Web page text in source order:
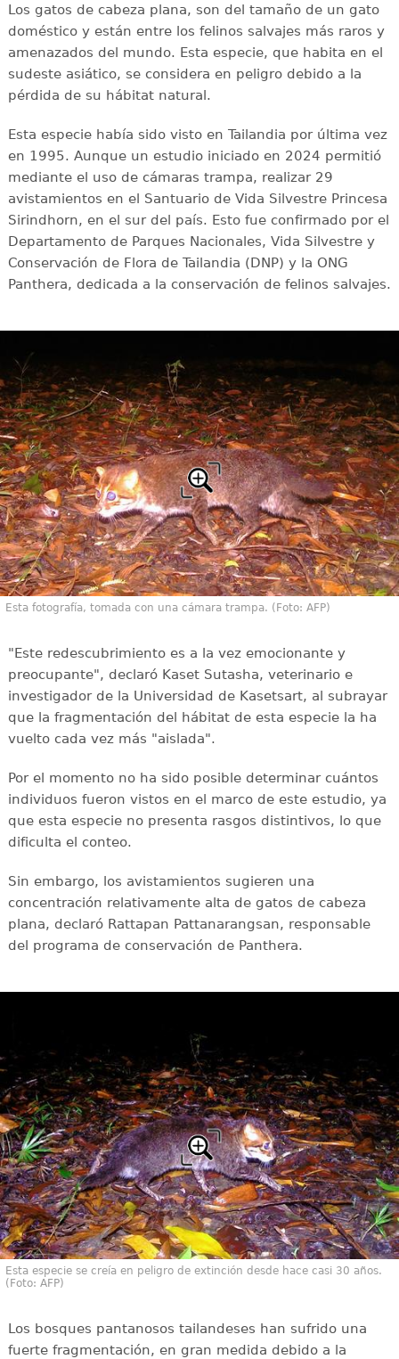
Los gatos de cabeza plana, son del tamaño de un gato
doméstico y están entre los felinos salvajes más raros y
amenazados del mundo. Esta especie, que habita en el
sudeste asiático, se considera en peligro debido a la
pérdida de su hábitat natural.
Esta especie había sido visto en Tailandia por última vez
en 1995. Aunque un estudio iniciado en 2024 permitió
mediante el uso de cámaras trampa, realizar 29
avistamientos en el Santuario de Vida Silvestre Princesa
Sirindhorn, en el sur del país. Esto fue confirmado por el
Departamento de Parques Nacionales, Vida Silvestre y
Conservación de Flora de Tailandia (DNP) y la ONG
Panthera, dedicada a la conservación de felinos salvajes.
Esta fotografía, tomada con una cámara trampa. (Foto: AFP)
"Este redescubrimiento es a la vez emocionante y
preocupante", declaró Kaset Sutasha, veterinario e
investigador de la Universidad de Kasetsart, al subrayar
que la fragmentación del hábitat de esta especie la ha
vuelto cada vez más "aislada".
Por el momento no ha sido posible determinar cuántos
individuos fueron vistos en el marco de este estudio, ya
que esta especie no presenta rasgos distintivos, lo que
dificulta el conteo.
Sin embargo, los avistamientos sugieren una
concentración relativamente alta de gatos de cabeza
plana, declaró Rattapan Pattanarangsan, responsable
del programa de conservación de Panthera.
Esta especie se creía en peligro de extinción desde hace casi 30 años.
(Foto: AFP)
Los bosques pantanosos tailandeses han sufrido una
fuerte fragmentación, en gran medida debido a la